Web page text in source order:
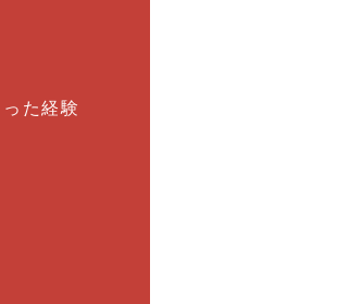
た経験